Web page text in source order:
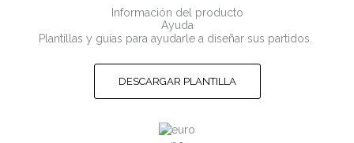
Información del producto
Ayuda
Plantillas y guías para ayudarle a diseñar sus partidos.
DESCARGAR PLANTILLA